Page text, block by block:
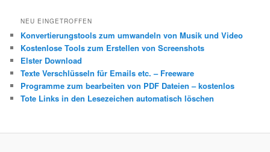
NEU EINGETROFFEN
Konvertierungstools zum umwandeln von Musik und Video
Kostenlose Tools zum Erstellen von Screenshots
Elster Download
Texte Verschlüsseln für Emails etc. – Freeware
Programme zum bearbeiten von PDF Dateien – kostenlos
Tote Links in den Lesezeichen automatisch löschen